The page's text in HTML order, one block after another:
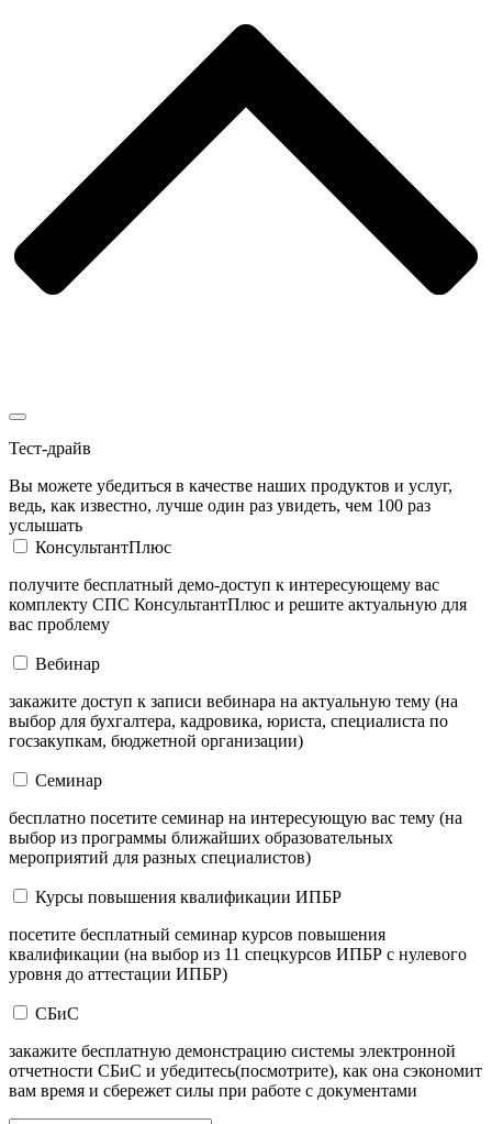
Тест-драйв
Вы можете убедиться в качестве наших продуктов и услуг,
ведь, как известно, лучше один раз увидеть, чем 100 раз
услышать
КонсультантПлюс
получите бесплатный демо-доступ к интересующему вас
комплекту СПС КонсультантПлюс и решите актуальную для
вас проблему
Вебинар
закажите доступ к записи вебинара на актуальную тему (на
выбор для бухгалтера, кадровика, юриста, специалиста по
госзакупкам, бюджетной организации)
Семинар
бесплатно посетите семинар на интересующую вас тему (на
выбор из программы ближайших образовательных
мероприятий для разных специалистов)
Курсы повышения квалификации ИПБР
посетите бесплатный семинар курсов повышения
квалификации (на выбор из 11 спецкурсов ИПБР с нулевого
уровня до аттестации ИПБР)
СБиС
закажите бесплатную демонстрацию системы электронной
отчетности СБиС и убедитесь(посмотрите), как она сэкономит
вам время и сбережет силы при работе с документами